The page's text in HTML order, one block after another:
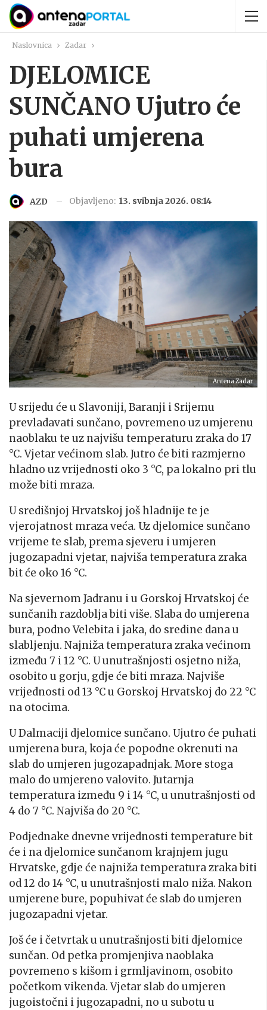
Naslovnica Zadar
DJELOMICE
SUNČANO Ujutro će
puhati umjerena
bura
AZD Objavljeno: 13. svibnja 2026. 08:14
Antena Zadar
U srijedu će u Slavoniji, Baranji i Srijemu
prevladavati sunčano, povremeno uz umjerenu
naoblaku te uz najvišu temperaturu zraka do 17
°C. Vjetar većinom slab. Jutro će biti razmjerno
hladno uz vrijednosti oko 3 °C, pa lokalno pri tlu
može biti mraza.
U središnjoj Hrvatskoj još hladnije te je
vjerojatnost mraza veća. Uz djelomice sunčano
vrijeme te slab, prema sjeveru i umjeren
jugozapadni vjetar, najviša temperatura zraka
bit će oko 16 °C.
Na sjevernom Jadranu i u Gorskoj Hrvatskoj će
sunčanih razdoblja biti više. Slaba do umjerena
bura, podno Velebita i jaka, do sredine dana u
slabljenju. Najniža temperatura zraka većinom
između 7 i 12 °C. U unutrašnjosti osjetno niža,
osobito u gorju, gdje će biti mraza. Najviše
vrijednosti od 13 °C u Gorskoj Hrvatskoj do 22 °C
na otocima.
U Dalmaciji djelomice sunčano. Ujutro će puhati
umjerena bura, koja će popodne okrenuti na
slab do umjeren jugozapadnjak. More stoga
malo do umjereno valovito. Jutarnja
temperatura između 9 i 14 °C, u unutrašnjosti od
4 do 7 °C. Najviša do 20 °C.
Podjednake dnevne vrijednosti temperature bit
će i na djelomice sunčanom krajnjem jugu
Hrvatske, gdje će najniža temperatura zraka biti
od 12 do 14 °C, u unutrašnjosti malo niža. Nakon
umjerene bure, popuhivat će slab do umjeren
jugozapadni vjetar.
Još će i četvrtak u unutrašnjosti biti djelomice
sunčan. Od petka promjenjiva naoblaka
povremeno s kišom i grmljavinom, osobito
početkom vikenda. Vjetar slab do umjeren
jugoistočni i jugozapadni, no u subotu u